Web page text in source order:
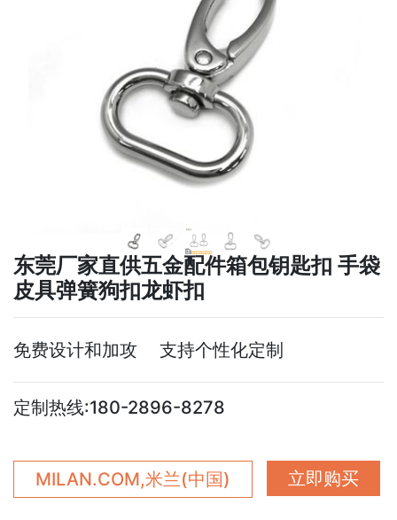
东莞厂家直供五金配件箱包钥匙扣 手袋
皮具弹簧狗扣龙虾扣
免费设计和加攻 支持个性化定制
定制热线:180-2896-8278
MILAN.COM,米兰(中国) 立即购买